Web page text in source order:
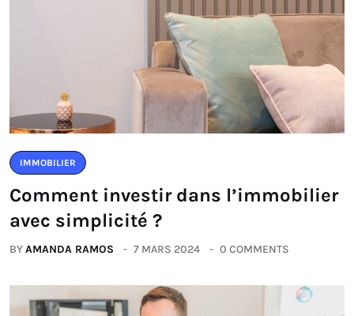
IMMOBILIER
Comment investir dans l’immobilier
avec simplicité ?
BYAMANDA RAMOS 7 MARS 2024 0 COMMENTS